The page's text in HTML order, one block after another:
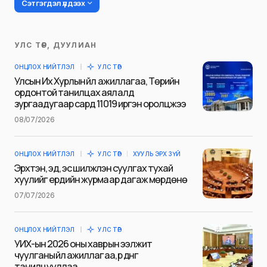
Сэтгэгдэл үлдээх
Таны имэйл хаягийг нийтлэхгүй.
тэмдэглэсэн
Сэтгэгдэл*
Name
УЛС ТӨР, ДУУЛИАН
ОНЦЛОХ НИЙТЛЭЛ УЛС ТӨР
Улсын Их Хурлын үйл ажиллагаа, Төрийн
ордонтой танилцах аялалд
зургаадугаар сард 11019 иргэн оролцжээ
08/07/2026
ОНЦЛОХ НИЙТЛЭЛ УЛС ТӨР ХУУЛЬ ЭРХ ЗҮЙ
Эрхтэн, эд, эс шилжүүлэн суулгах тухай
хуулийг ердийн журмаар дагаж мөрдөнө
07/07/2026
ОНЦЛОХ НИЙТЛЭЛ УЛС ТӨР
УИХ-ын 2026 оны хаврын ээлжит
чуулганы үйл ажиллагаа, үр дүнг